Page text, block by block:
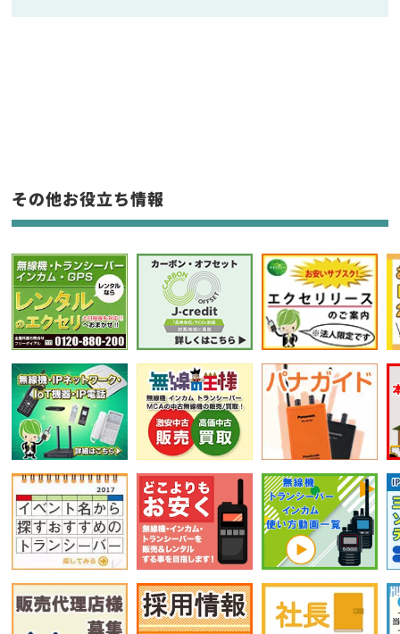
フリーワード入力(製品名等)
選択条件をリセット
その他お役立ち情報